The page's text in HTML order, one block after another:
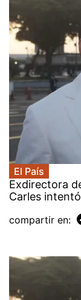
El País
Exdirectora
Carles
compartir en: